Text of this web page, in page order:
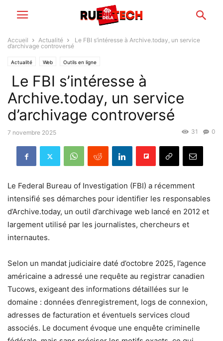
Accueil Actualité
Le FBI s’intéresse à Archive.today, un service
d’archivage controversé
Actualité Web Outils en ligne
Le FBI s’intéresse à
Archive.today, un service
d’archivage controversé
7 novembre 2025 0
31
Le Federal Bureau of Investigation (FBI) a récemment
intensifié ses démarches pour identifier les responsables
d’Archive.today, un outil d’archivage web lancé en 2012 et
largement utilisé par les journalistes, chercheurs et
internautes.
Selon un mandat judiciaire daté d’octobre 2025, l’agence
américaine a adressé une requête au registrar canadien
Tucows, exigeant des informations détaillées sur le
domaine : données d’enregistrement, logs de connexion,
adresses de facturation et éventuels services cloud
associés. Le document évoque une enquête criminelle